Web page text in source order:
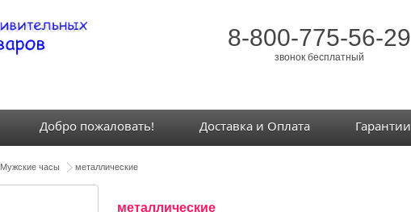
8-800-775-56-29
звонок бесплатный
Добро пожаловать! Доставка и Оплата Гарантии
Мужские часы металлические
металлические